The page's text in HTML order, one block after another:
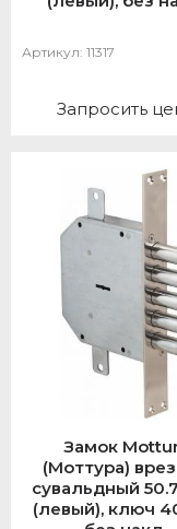
Артикул: 11317
Запросить
Замок
(Моттура)
сувальдный
(левый), ключ